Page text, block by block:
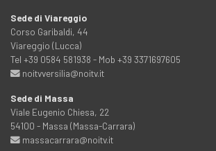
Sede di Viareggio
Corso Garibaldi, 44
Viareggio (Lucca)
Tel +39 0584 581938 - Mob +39 3371697605
noitvversilia@noitv.it
Sede di Massa
Viale Eugenio Chiesa, 22
54100 - Massa (Massa-Carrara)
massacarrara@noitv.it